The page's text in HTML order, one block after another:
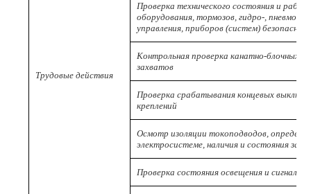
Трудовые действия
Проверка технического состояния и
оборудования, тормозов, гидро-, пневмо-,
управления, приборов (систем)
Контрольная проверка канатно-блочных
захватов
Проверка срабатывания концевых
креплений
Осмотр изоляции токоподводов,
электросистеме, наличия и состояния
Проверка состояния освещения и